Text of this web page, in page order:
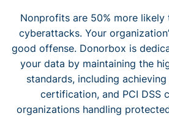
Nonprofits are 50% more
cyberattacks. Your
good offense. Donorbox is
your data by maintaining the
standards, including achieving
certification, and PCI DSS
organizations handling